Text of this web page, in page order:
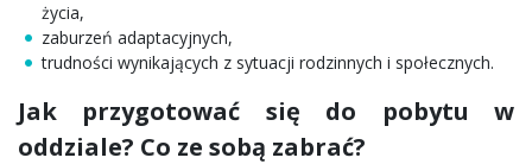
życia,
zaburzeń adaptacyjnych,
trudności wynikających z sytuacji rodzinnych i społecznych.
Jak przygotować się do pobytu w
oddziale? Co ze sobą zabrać?